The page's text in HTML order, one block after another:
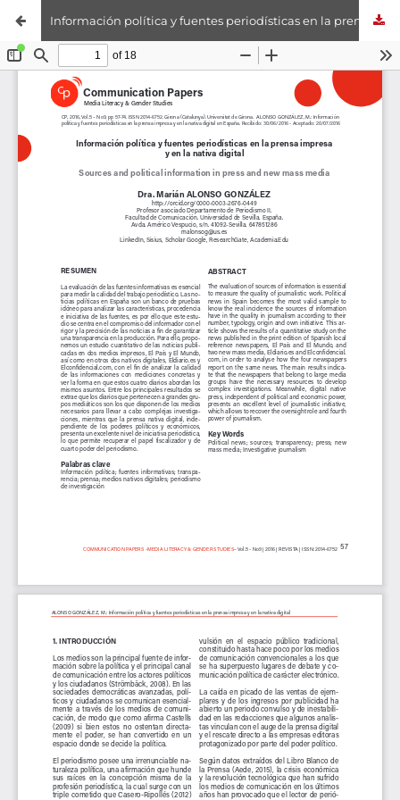
Información política y fuentes periodísticas en la prensa impresa y en la nativa digital